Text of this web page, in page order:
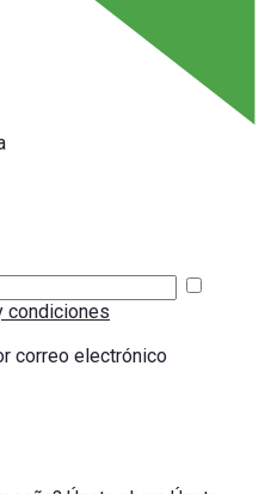
condiciones
correo electrónico